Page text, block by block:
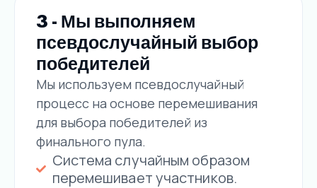
3 - Мы выполняем
псевдослучайный выбор
победителей
Мы используем псевдослучайный
процесс на основе перемешивания
для выбора победителей из
финального пула.
Система случайным образом
перемешивает участников.